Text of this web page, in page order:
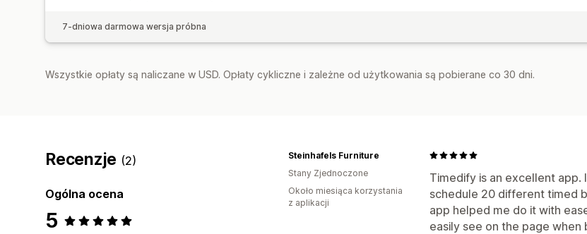
7-dniowa darmowa wersja próbna
Wszystkie opłaty są naliczane w USD. Opłaty cykliczne i zależne od użytkowania są pobierane co 30 dni.
Recenzje (2)
Ogólna ocena
5
Timedify is an excellent app.
schedule 20 different timed
app helped me do it with
easily see on the page
Steinhafels Furniture
Stany Zjednoczone
Około miesiąca korzystania
z aplikacji